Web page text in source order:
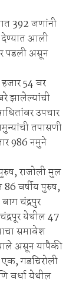
392 जणांनी
देण्यात आली
पडली असून
54 वर
झालेल्यांची
उपचार
तपासणी
986 नमुने
राजोली मुल
वर्षीय पुरुष,
चंद्रपुर
येथील 47
समावेश
असून यापैकी
गडचिरोली
वर्धा येथील